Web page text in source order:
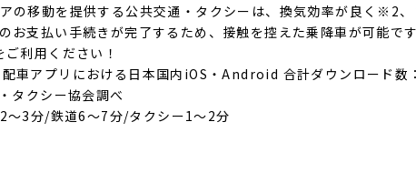
の移動を提供する公共交通・タクシーは、換気効率が良く※2
お支払い手続きが完了するため、接触を控えた乗降車が可能です
利用ください！
アプリにおける日本国内iOS・Android 合計ダウンロード数
タクシー協会調べ
～3分/鉄道6～7分/タクシー1〜2分